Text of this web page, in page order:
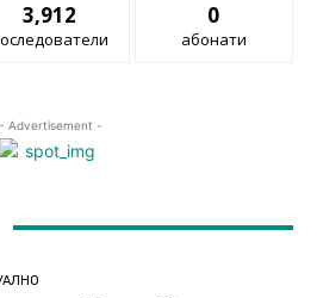
3,912 0
абонати
- Advertisement -